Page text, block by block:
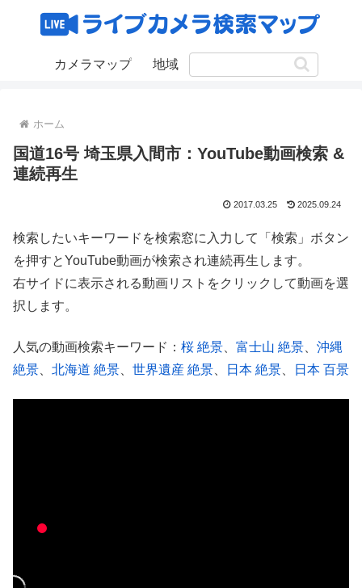
カメラマップ 地域
ホーム
国道16号 埼玉県入間市：YouTube動画検索 &
連続再生
2017.03.25 2025.09.24
検索したいキーワードを検索窓に入力して「検索」ボタン
を押すとYouTube動画が検索され連続再生します。
右サイドに表示される動画リストをクリックして動画を選
択します。
人気の動画検索キーワード： 桜 絶景 富士山 絶景
沖縄
絶景
北海道 絶景 世界遺産 絶景 日本 絶景 日本 百景